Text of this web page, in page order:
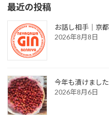
最近の投稿
お話し相手｜京
2026年8月8日
今年も漬けまし
2026年8月6日